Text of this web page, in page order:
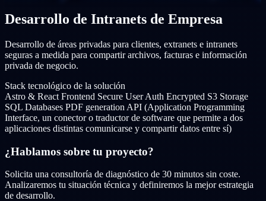
Desarrollo de Intranets de Empresa
Desarrollo de áreas privadas para clientes, extranets e intranets
seguras a medida para compartir archivos, facturas e información
privada de negocio.
Stack tecnológico de la solución
Astro & React Frontend Secure User Auth Encrypted S3 Storage
SQL Databases PDF generation API (Application Programming
Interface, un conector o traductor de software que permite a dos
aplicaciones distintas comunicarse y compartir datos entre sí)
¿Hablamos sobre tu proyecto?
Solicita una consultoría de diagnóstico de 30 minutos sin coste.
Analizaremos tu situación técnica y definiremos la mejor estrategia
de desarrollo.